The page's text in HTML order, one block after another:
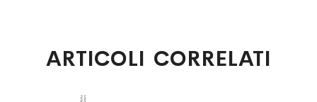
ARTICOLI CORRELATI